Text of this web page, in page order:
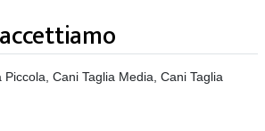
Piccola, Cani Taglia Media, Cani Taglia